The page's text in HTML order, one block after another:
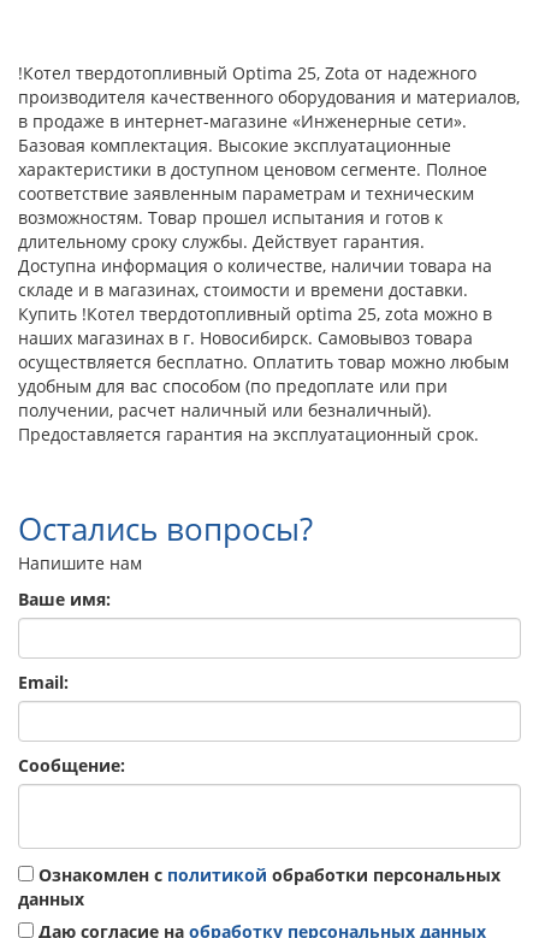
!Котел твердотопливный Optima 25, Zota от надежного
производителя качественного оборудования и материалов,
в продаже в интернет-магазине «Инженерные сети».
Базовая комплектация. Высокие эксплуатационные
характеристики в доступном ценовом сегменте. Полное
соответствие заявленным параметрам и техническим
возможностям. Товар прошел испытания и готов к
длительному сроку службы. Действует гарантия.
Доступна информация о количестве, наличии товара на
складе и в магазинах, стоимости и времени доставки.
Купить !Котел твердотопливный optima 25, zota можно в
наших магазинах в г. Новосибирск. Самовывоз товара
осуществляется бесплатно. Оплатить товар можно любым
удобным для вас способом (по предоплате или при
получении, расчет наличный или безналичный).
Предоставляется гарантия на эксплуатационный срок.
Остались вопросы?
Напишите нам
Ваше имя:
Email:
Сообщение:
Ознакомлен с политикой обработки персональных
данных
Даю согласие на обработку персональных данных